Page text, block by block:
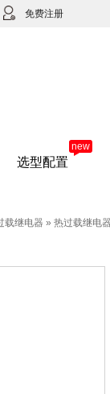
免费注册
选型配置
new
载继电器 » 热过载继电